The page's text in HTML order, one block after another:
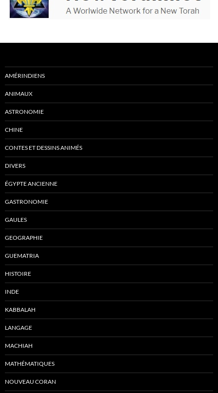
AMÉRINDIENS
ANIMAUX
ASTRONOMIE
CHINE
CONTES ET DESSINS ANIMÉS
DIVERS
ÉGYPTE ANCIENNE
GASTRONOMIE
GAULES
GEOGRAPHIE
GUEMATRIA
HISTOIRE
INDE
KABBALAH
LANGAGE
MACHIAH
MATHÉMATIQUES
NOUVEAU CORAN